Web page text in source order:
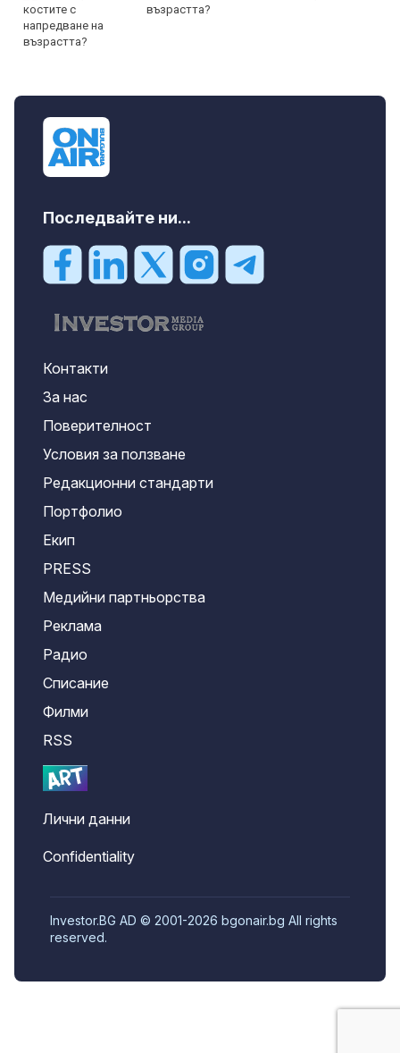
възрастта?
Последвайте ни...
Контакти
За нас
Поверителност
Условия за ползване
Редакционни стандарти
Портфолио
Екип
PRESS
Медийни партньорства
Реклама
Радио
Списание
Филми
RSS
Лични данни
Confidentiality
Investor.BG AD © 2001-2026 bgonair.bg All rights
reserved.